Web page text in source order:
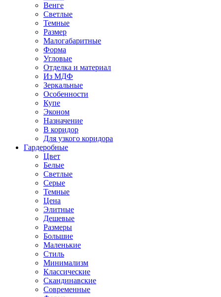
Венге
Светлые
Темные
Размер
Малогабаритные
Форма
Угловые
Отделка и материал
Из МДФ
Зеркальные
Особенности
Купе
Эконом
Назначение
В коридор
Для узкого коридора
Гардеробные
Цвет
Белые
Светлые
Серые
Темные
Цена
Элитные
Дешевые
Размеры
Большие
Маленькие
Стиль
Минимализм
Классические
Скандинавские
Современные